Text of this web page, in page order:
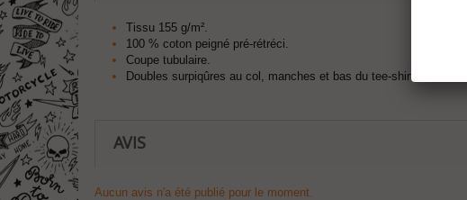
Tissu 155 g/m².
100 % coton peigné pré-rétréci.
Coupe tubulaire.
Doubles surpiqûres au col, manches et bas du tee-shirt
AVIS
Aucun avis n'a été publié pour le moment.